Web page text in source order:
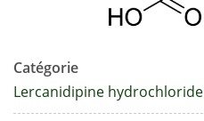
Catégorie
Lercanidipine hydrochloride